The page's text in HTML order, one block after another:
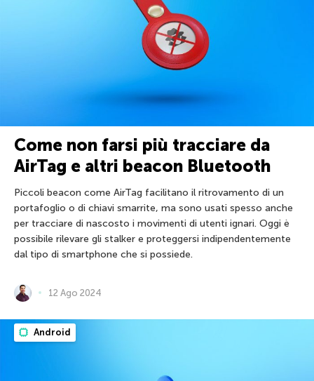
Come non farsi più tracciare da
AirTag e altri beacon Bluetooth
Piccoli beacon come AirTag facilitano il ritrovamento di un
portafoglio o di chiavi smarrite, ma sono usati spesso anche
per tracciare di nascosto i movimenti di utenti ignari. Oggi è
possibile rilevare gli stalker e proteggersi indipendentemente
dal tipo di smartphone che si possiede.
12 Ago 2024
Android